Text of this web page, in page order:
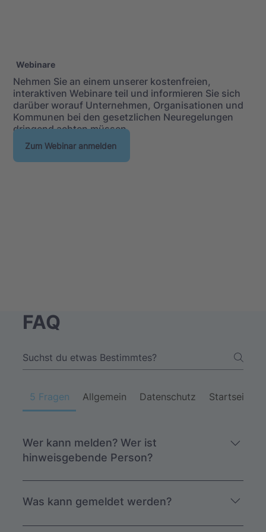
Newsletter
FAQ
5 Fragen Allgemein Datenschutz Startseite
Wer kann melden? Wer ist
hinweisgebende Person?
Alle natürlichen Personen, die im Zusammenhang
mit ihrer beruflichen Tätigkeit oder im Vorfeld
Verstöße erlangt haben und diese an die nach
Was kann gemeldet werden?
Sämtliche Verstöße gegen Unionsvorschriften.
Webinare
Nehmen Sie an einem unserer kostenfreien,
interaktiven Webinare teil und informieren Sie sich
darüber worauf Unternehmen, Organisationen und
Kommunen bei den gesetzlichen Neuregelungen
dringend achten müssen.
Zum Webinar anmelden